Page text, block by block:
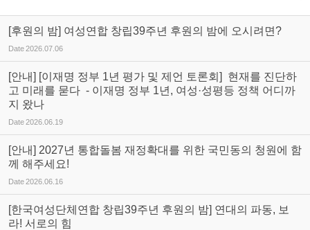
[후원의 밤] 여성연합 창립39주년 후원의 밤에 오시려면?
Date2026.07.06
[안내] [이재명 정부 1년 평가 및 제언 토론회] 현재를 진단하
고 미래를 묻다 - 이재명 정부 1년, 여성·성평등 정책 어디까
지 왔나
Date2026.06.19
[안내] 2027년 통합돌봄 재정확대를 위한 국민동의 청원에 함
께 해주세요!
Date2026.06.16
[한국여성단체연합 창립39주년 후원의 밤] 연대의 파동, 보
라! 서로의 힘